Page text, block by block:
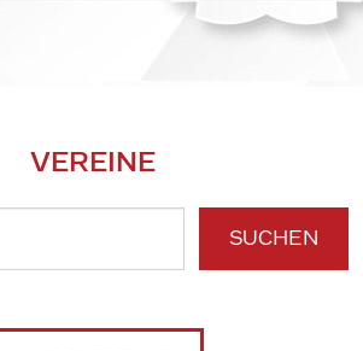
VEREINE
SUCHEN